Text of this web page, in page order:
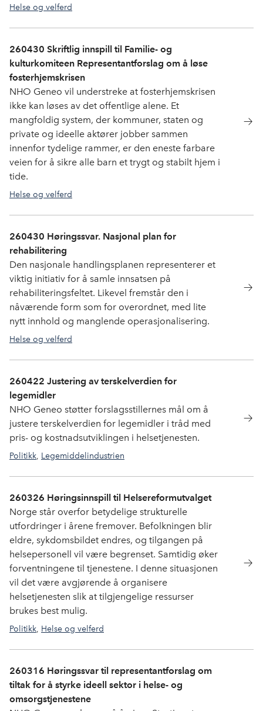
Helse og velferd
260430 Skriftlig innspill til Familie- og
kulturkomiteen Representantforslag om å løse
fosterhjemskrisen
NHO Geneo vil understreke at fosterhjemskrisen
ikke kan løses av det offentlige alene. Et
mangfoldig system, der kommuner, staten og
private og ideelle aktører jobber sammen
innenfor tydelige rammer, er den eneste farbare
veien for å sikre alle barn et trygt og stabilt hjem i
tide.
Helse og velferd
260430 Høringssvar. Nasjonal plan for
rehabilitering
Den nasjonale handlingsplanen representerer et
viktig initiativ for å samle innsatsen på
rehabiliteringsfeltet. Likevel fremstår den i
nåværende form som for overordnet, med lite
nytt innhold og manglende operasjonalisering.
Helse og velferd
260422 Justering av terskelverdien for
legemidler
NHO Geneo støtter forslagsstillernes mål om å
justere terskelverdien for legemidler i tråd med
pris- og kostnadsutviklingen i helsetjenesten.
Politikk, Legemiddelindustrien
260326 Høringsinnspill til Helsereformutvalget
Norge står overfor betydelige strukturelle
utfordringer i årene fremover. Befolkningen blir
eldre, sykdomsbildet endres, og tilgangen på
helsepersonell vil være begrenset. Samtidig øker
forventningene til tjenestene. I denne situasjonen
vil det være avgjørende å organisere
helsetjenesten slik at tilgjengelige ressurser
brukes best mulig.
Politikk, Helse og velferd
260316 Høringssvar til representantforslag om
tiltak for å styrke ideell sektor i helse- og
omsorgstjenestene